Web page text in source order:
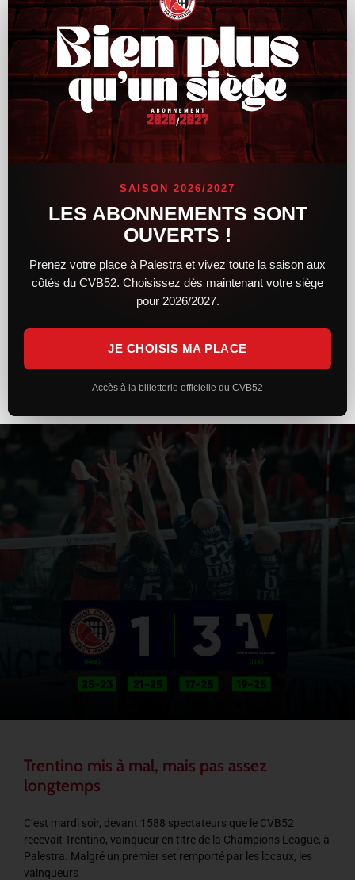
Le CVB52 connaît son adversaire pour la
demi-finale de Coupe de France
masculines de la Coupe de France a lieu hier soir, le CVB52
connaît désormais son adversaire. Du côté des femmes,
LIRE LA SUITE »
Trentino mis à mal, mais pas assez
longtemps
C’est mardi soir, devant 1588 spectateurs que le CVB52
recevait Trentino, vainqueur en titre de la Champions League, à
Palestra. Malgré un premier set remporté par les locaux, les
vainqueurs
SAISON 2026/2027
LES ABONNEMENTS SONT
OUVERTS !
Prenez votre place à Palestra et vivez toute la saison aux
côtés du CVB52. Choisissez dès maintenant votre siège
pour 2026/2027.
JE CHOISIS MA PLACE
Accès à la billetterie officielle du CVB52